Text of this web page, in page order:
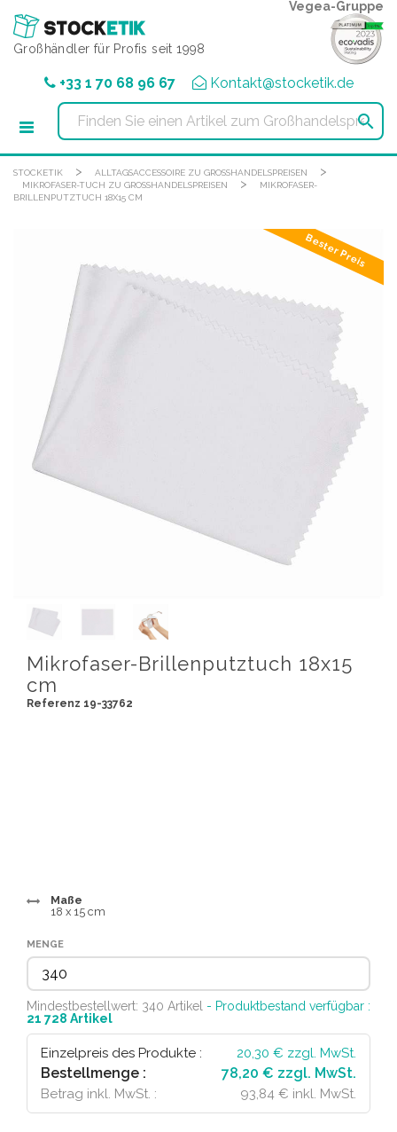
Großhändler für Profis seit 1998
Vegea-Gruppe
+33 1 70 68 96 67 Kontakt@stocketik.de

STOCKETIK > ALLTAGSACCESSOIRE ZU GROSSHANDELSPREISEN >
MIKROFASER-TUCH ZU GROSSHANDELSPREISEN >
MIKROFASER-
BRILLENPUTZTUCH 18X15 CM
Bester Preis
Mikrofaser-Brillenputztuch 18x15
cm
Referenz 19-33762
Maße
18 x 15 cm
MENGE
Mindestbestellwert: 340 Artikel - Produktbestand verfügbar :
21 728 Artikel
Einzelpreis des Produkte : 20,30 € zzgl. MwSt.
Bestellmenge : 78,20 € zzgl. MwSt.
Betrag inkl. MwSt. : 93,84 € inkl. MwSt.